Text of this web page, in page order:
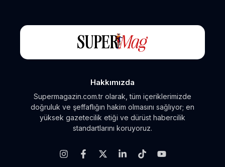
Hakkımızda
Supermagazin.com.tr olarak, tüm içeriklerimizde
doğruluk ve şeffaflığın hakim olmasını sağlıyor; en
yüksek gazetecilik etiği ve dürüst habercilik
standartlarını koruyoruz.